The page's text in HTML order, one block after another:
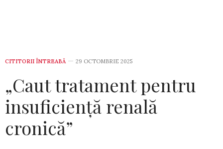
CITITORII ÎNTREABĂ 29 OCTOMBRIE 2025
„Caut tratament pentru
insuficiență renală
cronică”